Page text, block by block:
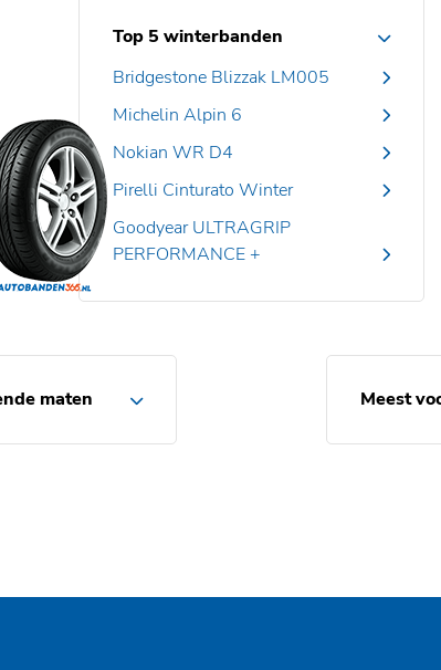
Top 5 winterbanden
Bridgestone Blizzak LM005
Michelin Alpin 6
Nokian WR D4
Pirelli Cinturato Winter
Goodyear ULTRAGRIP
PERFORMANCE +
maten Meest